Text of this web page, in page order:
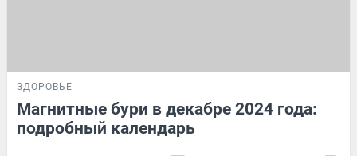
ЗДОРОВЬЕ
Магнитные бури в декабре 2024 года:
подробный календарь